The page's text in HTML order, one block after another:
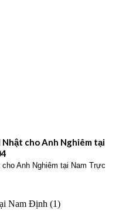
cho Anh Nghiêm tại
Anh Nghiêm tại Nam Trực